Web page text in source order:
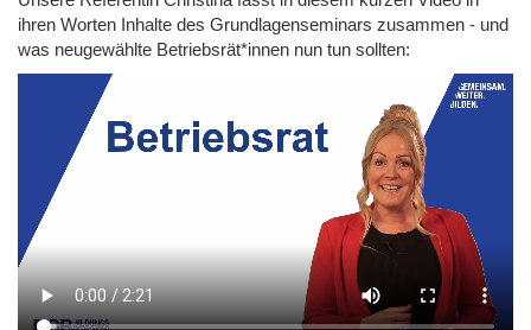
ihren Worten Inhalte des Grundlagenseminars zusammen - und
was neugewählte Betriebsrät*innen nun tun sollten: